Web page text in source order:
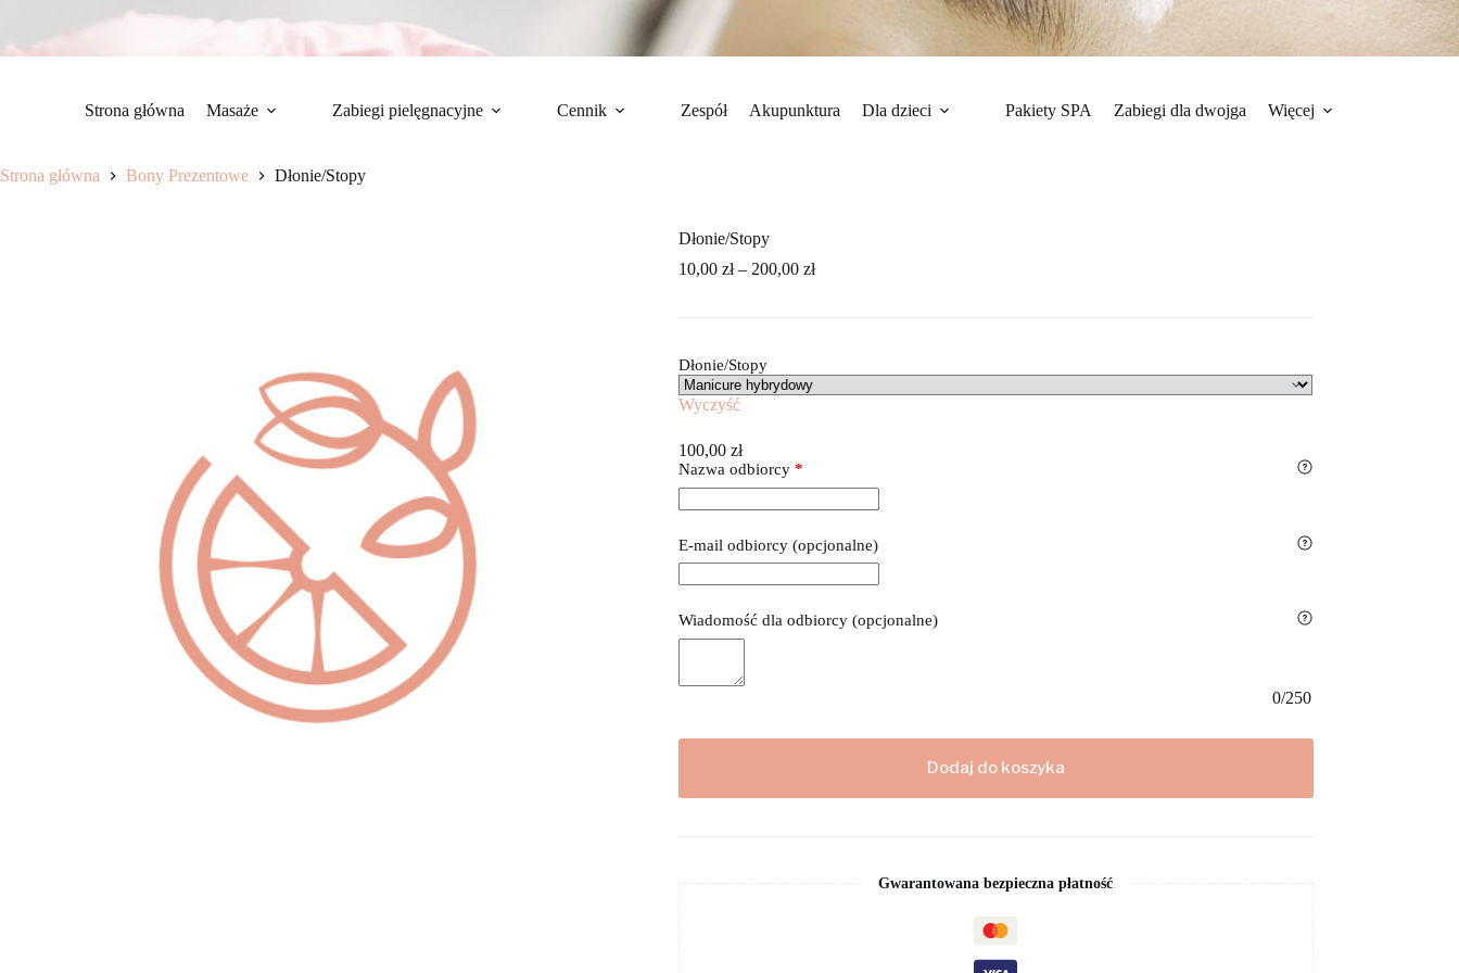
Strona główna Masaże Zabiegi pielęgnacyjne Cennik Zespół Akupunktura Dla dzieci Pakiety SPA Zabiegi dla dwojga Więcej
Strona główna Bony Prezentowe Dłonie/Stopy
Dłonie/Stopy
10,00 zł – 200,00 złZakres
Dłonie/Stopy
Wyczyść
100,00 zł
Nazwa odbiorcy *
E-mail odbiorcy (opcjonalne)
Wiadomość dla odbiorcy (opcjonalne)
0/250
Dodaj do koszyka
Gwarantowana bezpieczna płatność